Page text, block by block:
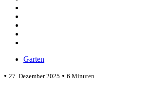
Garten
• 27. Dezember 2025 • 6 Minuten